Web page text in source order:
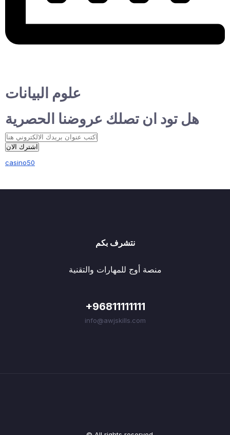
علوم البيانات
هل تود ان تصلك عروضنا الحصرية
اشترك الان
casino50
نتشرف بكم
منصة أوج للمهارات والتقنية
+96811111111
info@awjskills.com